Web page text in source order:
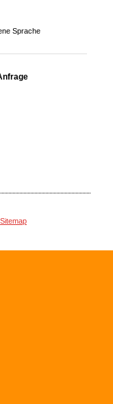
Sprache
Sitemap